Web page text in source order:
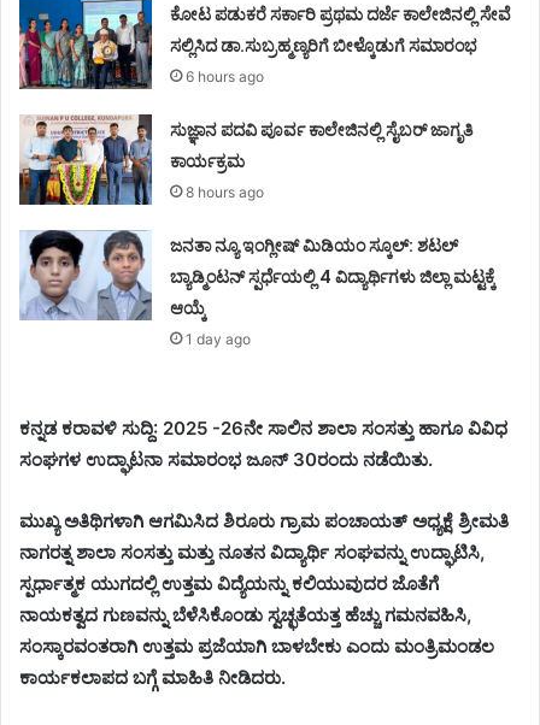
ಕೋಟ ಪಡುಕರೆ ಸರ್ಕಾರಿ ಪ್ರಥಮ ದರ್ಜೆ ಕಾಲೇಜಿನಲ್ಲಿ ಸೇವೆ
ಸಲ್ಲಿಸಿದ ಡಾ.ಸುಬ್ರಹ್ಮಣ್ಯರಿಗೆ ಬೀಳ್ಕೊಡುಗೆ ಸಮಾರಂಭ
6 hours ago
ಸುಜ್ಞಾನ ಪದವಿ ಪೂರ್ವ ಕಾಲೇಜಿನಲ್ಲಿ ಸೈಬರ್ ಜಾಗೃತಿ
ಕಾರ್ಯಕ್ರಮ
8 hours ago
ಜನತಾ ನ್ಯೂ ಇಂಗ್ಲೀಷ್ ಮಿಡಿಯಂ ಸ್ಕೂಲ್: ಶಟಲ್
ಬ್ಯಾಡ್ಮಿಂಟನ್ ಸ್ಪರ್ಧೆಯಲ್ಲಿ 4 ವಿದ್ಯಾರ್ಥಿಗಳು ಜಿಲ್ಲಾ ಮಟ್ಟಕ್ಕೆ
ಆಯ್ಕೆ
1 day ago
ಕನ್ನಡ ಕರಾವಳಿ ಸುದ್ದಿ: 2025 -26ನೇ ಸಾಲಿನ ಶಾಲಾ ಸಂಸತ್ತು ಹಾಗೂ ವಿವಿಧ
ಸಂಘಗಳ ಉದ್ಘಾಟನಾ ಸಮಾರಂಭ ಜೂನ್ 30ರಂದು ನಡೆಯಿತು.
ಮುಖ್ಯ ಅತಿಥಿಗಳಾಗಿ ಆಗಮಿಸಿದ ಶಿರೂರು ಗ್ರಾಮ ಪಂಚಾಯತ್ ಅಧ್ಯಕ್ಷೆ ಶ್ರೀಮತಿ
ನಾಗರತ್ನ ಶಾಲಾ ಸಂಸತ್ತು ಮತ್ತು ನೂತನ ವಿದ್ಯಾರ್ಥಿ ಸಂಘವನ್ನು ಉದ್ಘಾಟಿಸಿ,
ಸ್ಪರ್ಧಾತ್ಮಕ ಯುಗದಲ್ಲಿ ಉತ್ತಮ ವಿದ್ಯೆಯನ್ನು ಕಲಿಯುವುದರ ಜೊತೆಗೆ
ನಾಯಕತ್ವದ ಗುಣವನ್ನು ಬೆಳೆಸಿಕೊಂಡು ಸ್ವಚ್ಛತೆಯತ್ತ ಹೆಚ್ಚು ಗಮನವಹಿಸಿ,
ಸಂಸ್ಕಾರವಂತರಾಗಿ ಉತ್ತಮ ಪ್ರಜೆಯಾಗಿ ಬಾಳಬೇಕು ಎಂದು ಮಂತ್ರಿಮಂಡಲ
ಕಾರ್ಯಕಲಾಪದ ಬಗ್ಗೆ ಮಾಹಿತಿ ನೀಡಿದರು.